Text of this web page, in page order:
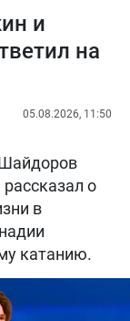
и
на
05.08.2026, 11:50
о
в
катанию.